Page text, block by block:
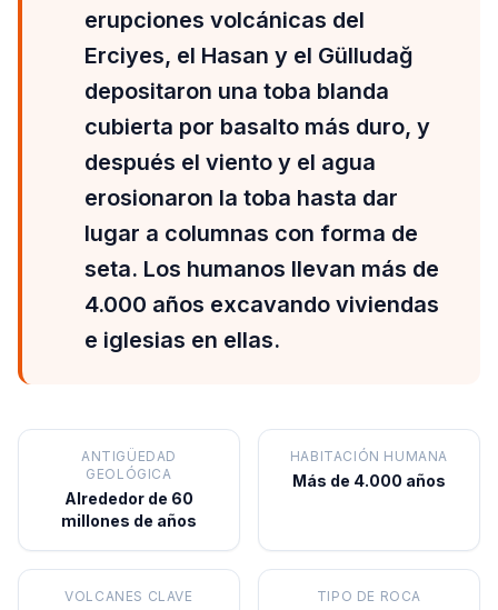
erupciones volcánicas del
Erciyes, el Hasan y el Gülludağ
depositaron una toba blanda
cubierta por basalto más duro, y
después el viento y el agua
erosionaron la toba hasta dar
lugar a columnas con forma de
seta. Los humanos llevan más de
4.000 años excavando viviendas
e iglesias en ellas.
ANTIGÜEDAD
GEOLÓGICA
Alrededor de 60
millones de años
HABITACIÓN HUMANA
Más de 4.000 años
VOLCANES CLAVE TIPO DE ROCA